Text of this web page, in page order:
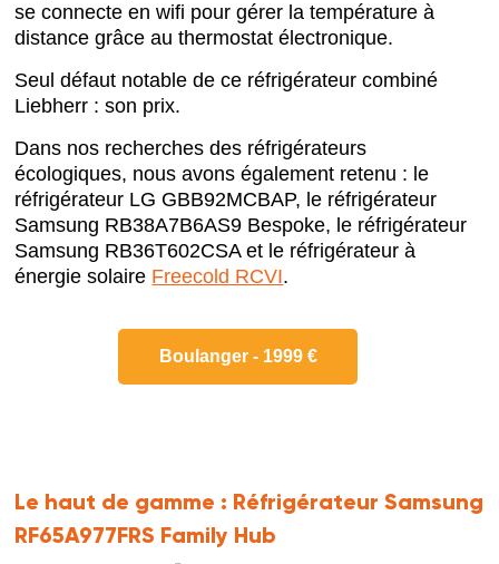
se connecte en wifi pour gérer la température à
distance grâce au thermostat électronique.
Seul défaut notable de ce réfrigérateur combiné
Liebherr : son prix.
Dans nos recherches des réfrigérateurs
écologiques, nous avons également retenu : le
réfrigérateur LG GBB92MCBAP, le réfrigérateur
Samsung RB38A7B6AS9 Bespoke, le réfrigérateur
Samsung RB36T602CSA et le réfrigérateur à
énergie solaire Freecold RCVI.
Boulanger - 1999 €
Le haut de gamme : Réfrigérateur Samsung
RF65A977FRS Family Hub